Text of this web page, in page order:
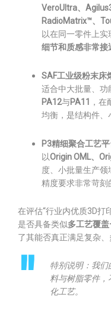
VeroUltra、
RadioMatrix™、
以在同一零件上实
细节和质感非常接
SAF工业级粉末床
适合中大批量、功
PA12与PA11
，
均衡，是结构件、
P3精细聚合工艺平
以Origin OML、
度、小批量生产
精度要求非常苛刻
在评估“行业内优质3D打
是否具备类似多工艺覆
了其能否真正满足复杂、
特别说明：我
料与树脂零件，
化工艺。